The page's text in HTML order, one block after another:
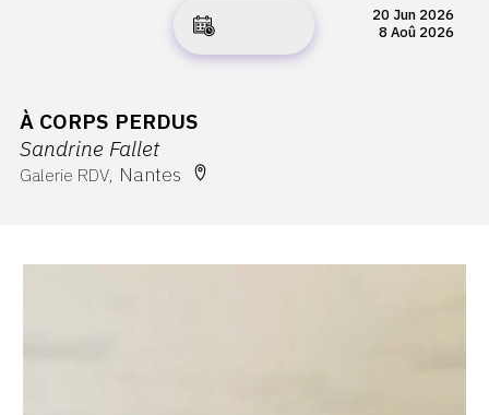
20 Jun 2026
8 Aoû 2026
À CORPS PERDUS
Sandrine Fallet
Galerie RDV Nantes